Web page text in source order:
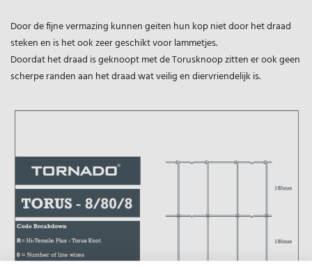
Door de fijne vermazing kunnen geiten hun kop niet door het draad
steken en is het ook zeer geschikt voor lammetjes.
Doordat het draad is geknoopt met de Torusknoop zitten er ook geen
scherpe randen aan het draad wat veilig en diervriendelijk is.